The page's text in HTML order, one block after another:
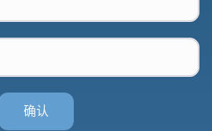
确认